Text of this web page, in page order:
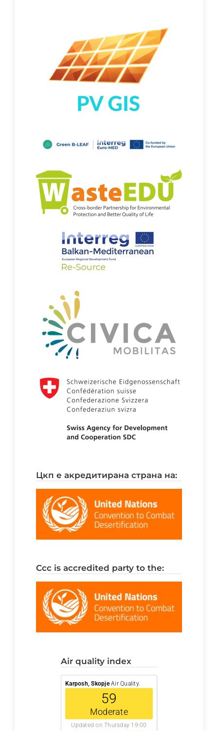
цкп е акредитирана страна на:
ccc is accredited party to the:
air quality index
Karposh, SkopjeAir Quality.
59
Moderate
Updated on Thursday 19:00